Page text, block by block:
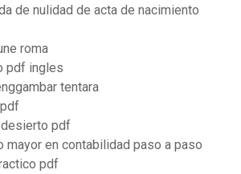
de nulidad de acta de nacimiento
roma
pdf ingles
tentara
pdf
mayor en contabilidad paso a paso
pdf